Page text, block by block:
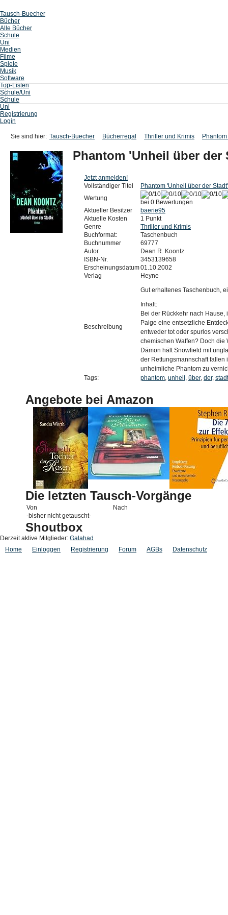
Tausch-Buecher
Bücher
Alle Bücher
Schule
Uni
Medien
Filme
Spiele
Musik
Software
Top-Listen
Schule/Uni
Schule
Uni
Registrierung
Login
Sie sind hier: Tausch-Buecher Bücherregal Thriller und Krimis
Phantom 'Unheil über der
Jetzt anmelden!
Vollständiger Titel
Phantom 'Unheil über der
Wertung
bei 0 Bewertungen
Aktueller Besitzer
baerie95
Aktuelle Kosten
1 Punkt
Genre
Thriller und Krimis
Buchformat:
Taschenbuch
Buchnummer
69777
Autor
Dean R. Koontz
ISBN-Nr.
3453139658
Erscheinungsdatum01.10.2002
Verlag
Heyne
Beschreibung
Gut erhaltenes Taschenbuch,
Inhalt:
Bei der Rückkehr nach
Paige eine entsetzliche
entweder tot oder spurlos
chemischen Waffen? Doch die
Dämon hält Snowfield mit
der Rettungsmannschaft fallen
unheimliche Phantom zu
Tags:
phantom, unheil , über, der, stadt
Angebote bei Amazon
Die letzten Tausch-Vorgänge
Von
Nach
-bisher nicht getauscht-
Shoutbox
Derzeit aktive Mitglieder: Galahad
Home
Einloggen Registrierung Forum AGBs Datenschutz